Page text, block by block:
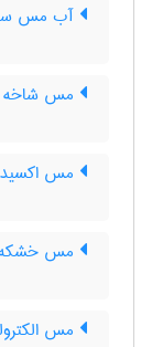
آب مس
مس شاخه
مس
مس
مس